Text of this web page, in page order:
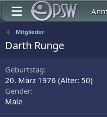
Mitglieder
Darth Runge
Geburtstag
20. März 1976 (Alter: 50)
Gender
Male